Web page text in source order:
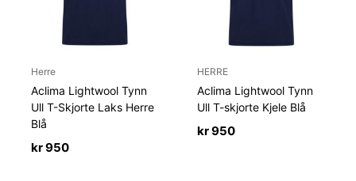
Herre
Aclima Lightwool Tynn
Ull T-Skjorte Laks Herre
Blå
kr950
HERRE
Aclima Lightwool Tynn
Ull T-skjorte Kjele Blå
kr950